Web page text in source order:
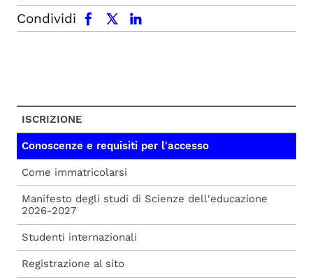
Condividi
facebook x.com linkedin
ISCRIZIONE
Conoscenze e requisiti per l'accesso
Come immatricolarsi
Manifesto degli studi di Scienze dell'educazione
2026-2027
Studenti internazionali
Registrazione al sito